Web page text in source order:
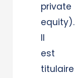
private
equity).
Il
est
titulaire